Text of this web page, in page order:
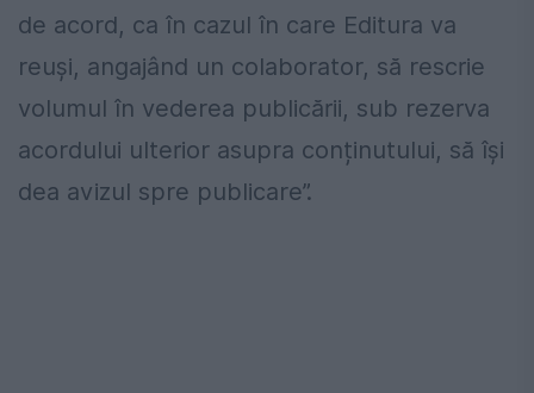
de acord, ca în cazul în care Editura va
reuși, angajând un colaborator, să rescrie
volumul în vederea publicării, sub rezerva
acordului ulterior asupra conținutului, să își
dea avizul spre publicare”.